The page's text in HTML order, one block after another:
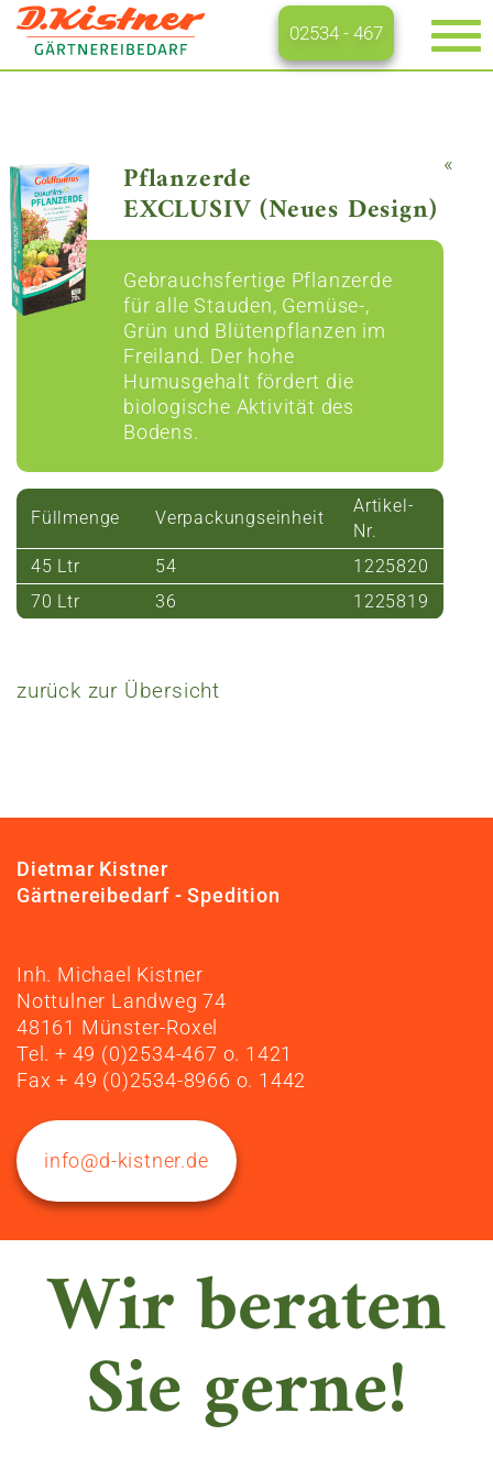
02534 - 467
Pflanzerde
EXCLUSIV (Neues Design)
Gebrauchsfertige Pflanzerde
für alle Stauden, Gemüse-,
Grün und Blütenpflanzen im
Freiland. Der hohe
Humusgehalt fördert die
biologische Aktivität des
Bodens.
Füllmenge Verpackungseinheit
Artikel-
Nr.
45 Ltr
54
1225820
70 Ltr
36 1225819
«
zurück zur Übersicht
Dietmar Kistner
Gärtnereibedarf - Spedition
Inh. Michael Kistner
Nottulner Landweg 74
48161 Münster-Roxel
Tel. + 49 (0)2534-467 o. 1421
Fax + 49 (0)2534-8966 o. 1442
info@d-kistner.de
Wir beraten
Sie gerne!